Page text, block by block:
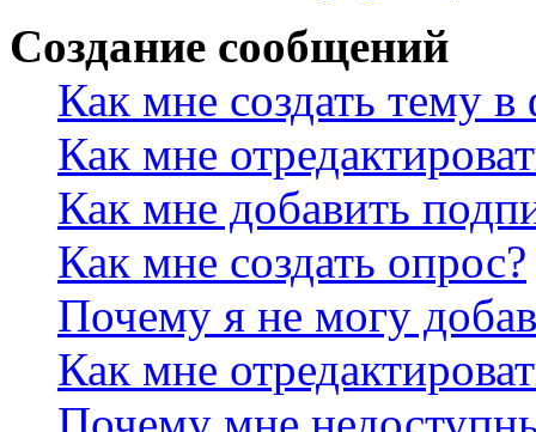
Создание сообщений
Как мне создать тему
Как мне
Как мне добавить
Как мне создать опрос?
Почему я не могу
Как мне